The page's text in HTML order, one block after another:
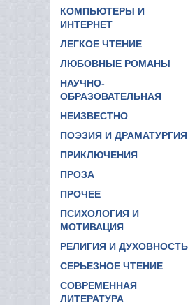
КОМПЬЮТЕРЫ И
ИНТЕРНЕТ
ЛЕГКОЕ ЧТЕНИЕ
ЛЮБОВНЫЕ РОМАНЫ
НАУЧНО-
ОБРАЗОВАТЕЛЬНАЯ
НЕИЗВЕСТНО
ПОЭЗИЯ И ДРАМАТУРГИЯ
ПРИКЛЮЧЕНИЯ
ПРОЗА
ПРОЧЕЕ
ПСИХОЛОГИЯ И
МОТИВАЦИЯ
РЕЛИГИЯ И ДУХОВНОСТЬ
СЕРЬЕЗНОЕ ЧТЕНИЕ
СОВРЕМЕННАЯ
ЛИТЕРАТУРА